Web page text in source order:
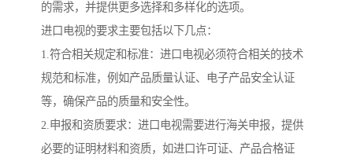
的需求，并提供更多选择和多样化的选项。
进口电视的要求主要包括以下几点：
1.符合相关规定和标准：进口电视必须符合相关的技术
规范和标准，例如产品质量认证、电子产品安全认证
等，确保产品的质量和安全性。
2.申报和资质要求：进口电视需要进行海关申报，提供
必要的证明材料和资质，如进口许可证、产品合格证